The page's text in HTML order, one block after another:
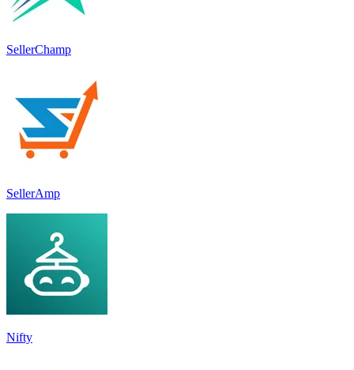
SellerChamp
SellerAmp
Nifty